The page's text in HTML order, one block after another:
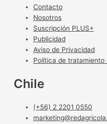
Contacto
Nosotros
Suscripción PLUS+
Publicidad
Aviso de Privacidad
Política de tratamiento
Chile
(+56) 2 2201 0550